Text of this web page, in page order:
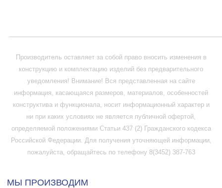
Производитель оставляет за собой право вносить изменения в
конструкцию и комплектацию изделий без предварительного
уведомления! Внимание! Вся представленная на сайте
информация, касающаяся размеров, материалов, особенностей
конструктива и функционала, носит информационный характер и
ни при каких условиях не является публичной офертой,
определяемой положениями Статьи 437 (2) Гражданского кодекса
Российской Федерации. Для получения уточняющей информации,
пожалуйста, обращайтесь по телефону 8(3452) 387-763
МЫ ПРОИЗВОДИМ